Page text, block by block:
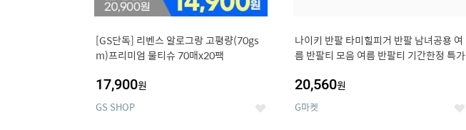
[GS단독] 리벤스 알로그랑 고평량(70gs
m)프리미엄 물티슈 70매x20팩
17,900원
GS SHOP 좋
나이키 반팔 타미힐피거 반팔 남녀공용 여
름 반팔티 모음 여름 반팔티 기간한정 특가
20,560원
G마켓 좋